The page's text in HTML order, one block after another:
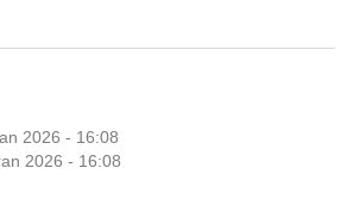
2026 - 16:08
2026 - 16:08